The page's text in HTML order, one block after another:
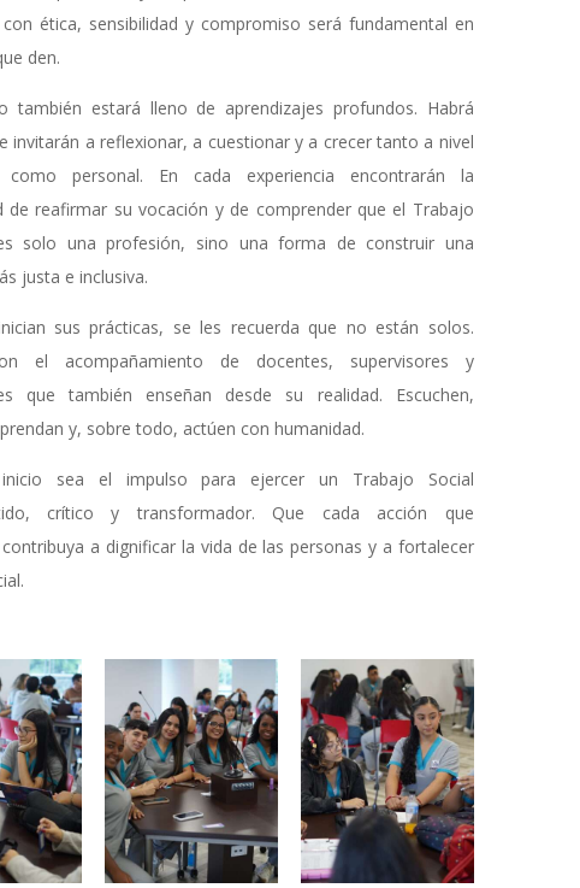
ética, sensibilidad y compromiso será fundamental en
den.
también estará lleno de aprendizajes profundos. Habrá
invitarán a reflexionar, a cuestionar y a crecer tanto a nivel
como personal. En cada experiencia encontrarán la
de reafirmar su vocación y de comprender que el Trabajo
solo una profesión, sino una forma de construir una
justa e inclusiva.
sus prácticas, se les recuerda que no están solos.
el acompañamiento de docentes, supervisores y
que también enseñan desde su realidad. Escuchen,
y, sobre todo, actúen con humanidad.
sea el impulso para ejercer un Trabajo Social
crítico y transformador. Que cada acción que
a dignificar la vida de las personas y a fortalecer